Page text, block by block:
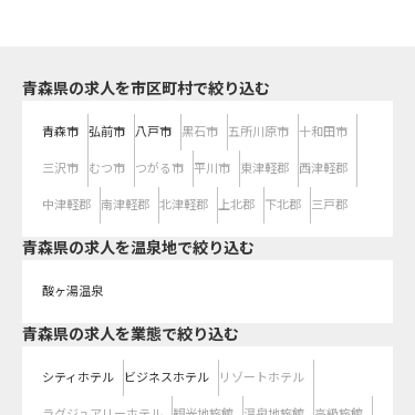
青森県の求人を市区町村で絞り込む
青森市 弘前市 八戸市 黒石市 五所川原市 十和田市
三沢市 むつ市 つがる市 平川市 東津軽郡 西津軽郡
中津軽郡 南津軽郡 北津軽郡 上北郡 下北郡 三戸郡
青森県の求人を温泉地で絞り込む
酸ヶ湯温泉
青森県の求人を業態で絞り込む
シティホテル ビジネスホテル リゾートホテル